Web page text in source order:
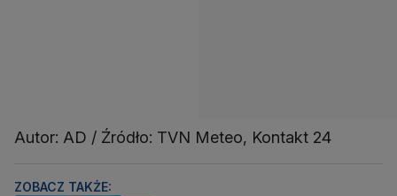
Autor: AD / Źródło: TVN Meteo, Kontakt 24
ZOBACZ TAKŻE: